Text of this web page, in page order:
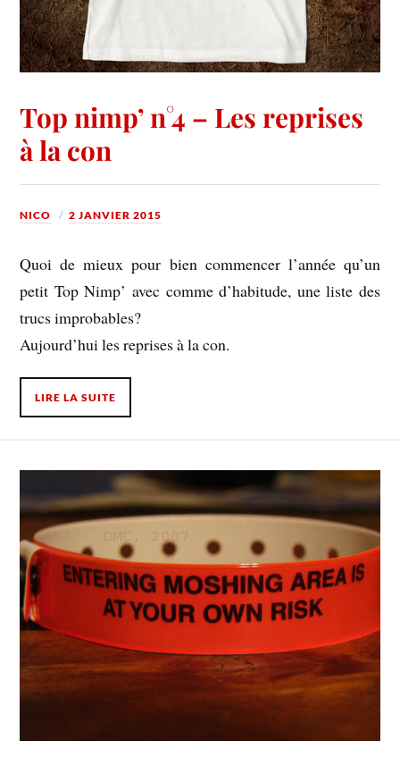
Top nimp’ n°4 – Les reprises
à la con
NICO 2 JANVIER 2015
Quoi de mieux pour bien commencer l’année qu’un
petit Top Nimp’ avec comme d’habitude, une liste des
trucs improbables?
Aujourd’hui les reprises à la con.
LIRE LA SUITE